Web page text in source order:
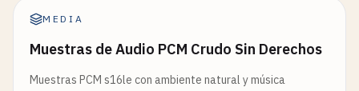
MEDIA
Muestras de Audio PCM Crudo Sin Derechos
Muestras PCM s16le con ambiente natural y música